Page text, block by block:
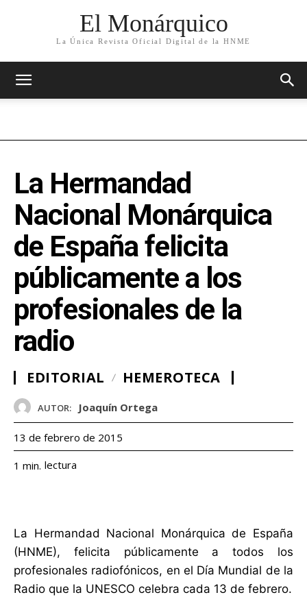
El Monárquico
La Única Revista Oficial Digital de la HNME
La Hermandad
Nacional Monárquica
de España felicita
públicamente a los
profesionales de la
radio
EDITORIAL HEMEROTECA
AUTOR: Joaquín Ortega
13 de febrero de 2015
1 min. lectura
La Hermandad Nacional Monárquica de España
(HNME), felicita públicamente a todos los
profesionales radiofónicos, en el Día Mundial de la
Radio que la UNESCO celebra cada 13 de febrero.